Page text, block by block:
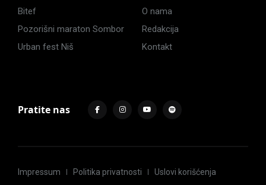
Bitef
Pozorišni maraton Sombor
Urban fest Niš
O nama
Redakcija
Kontakt
Pratite nas
Impressum Politika privatnosti
Uslovi korišćenja